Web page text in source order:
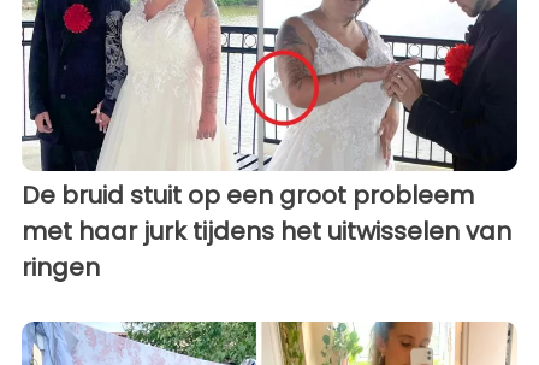
De bruid stuit op een groot probleem
met haar jurk tijdens het uitwisselen van
ringen